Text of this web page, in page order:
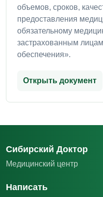
объемов, сроков,
предоставления
обязательному
застрахованным
обеспечения».
Открыть документ
Сибирский Доктор
Медицинский центр
Написать